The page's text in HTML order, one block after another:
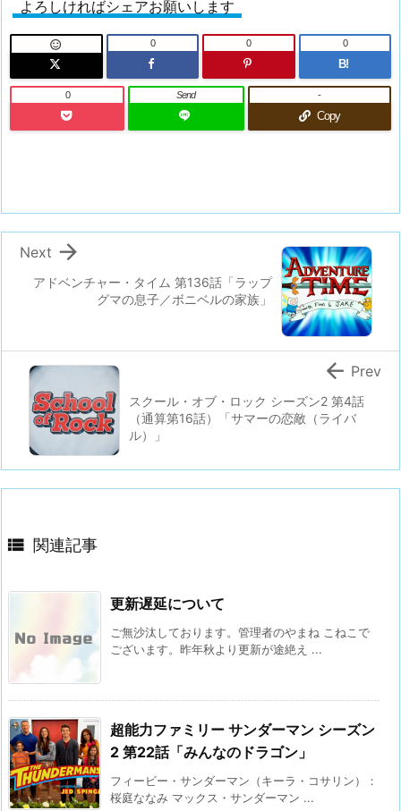
よろしければシェアお願いします
 0 0
B!
0
0 Send
Copy
-
アドベンチャー・タイム 第136話「ラップ
グマの息子／ボニベルの家族」

Next
スクール・オブ・ロック シーズン2 第4話
（通算第16話）「サマーの恋敵（ライバ
ル）」
 Prev
 関連記事
更新遅延について
ご無沙汰しております。管理者のやまね こねこで
ございます。昨年秋より更新が途絶え ...
超能力ファミリー サンダーマン シーズン
2 第22話「みんなのドラゴン」
フィービー・サンダーマン（キーラ・コサリン）：
桜庭ななみ マックス・サンダーマン ...